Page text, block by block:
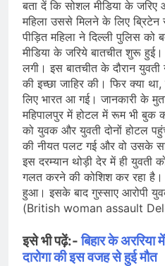
बता दें कि सोशल मीडिया के जरिए
महिला उससे मिलने के लिए
पीड़ित महिला ने दिल्ली पुलिस
मीडिया के जरिये बातचीत शुरू हुई।
लगी। इस बातचीत के दौरान
की इच्छा जाहिर की। फिर क्या
लिए भारत आ गई। जानकारी के
महिपालपुर में होटल में रूम भी बुक
को युवक और युवती दोनों होटल
की नीयत पलट गई और वो उसके
इस दरम्यान थोड़ी देर में ही
गलत करने की कोशिश कर रहा है।
हुआ। इसके बाद गुस्साए आरोपी
(British woman assault
इसे भी पढ़ें:-बिहार के
दारोगा की इस वजह से हुई मौत